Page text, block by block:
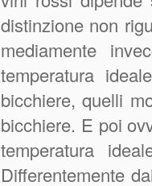
distinzione non
mediamente
temperatura
bicchiere, quelli
bicchiere. E poi
temperatura
Differentemente